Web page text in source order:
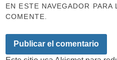
EN ESTE NAVEGADOR PARA
COMENTE.